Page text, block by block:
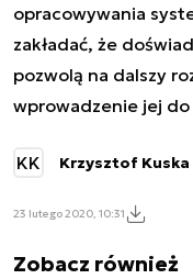
opracowywania
zakładać, że
pozwolą na dalszy
wprowadzenie jej do
KK Krzysztof Kuska
23 lutego 2020, 10:31
Zobacz również